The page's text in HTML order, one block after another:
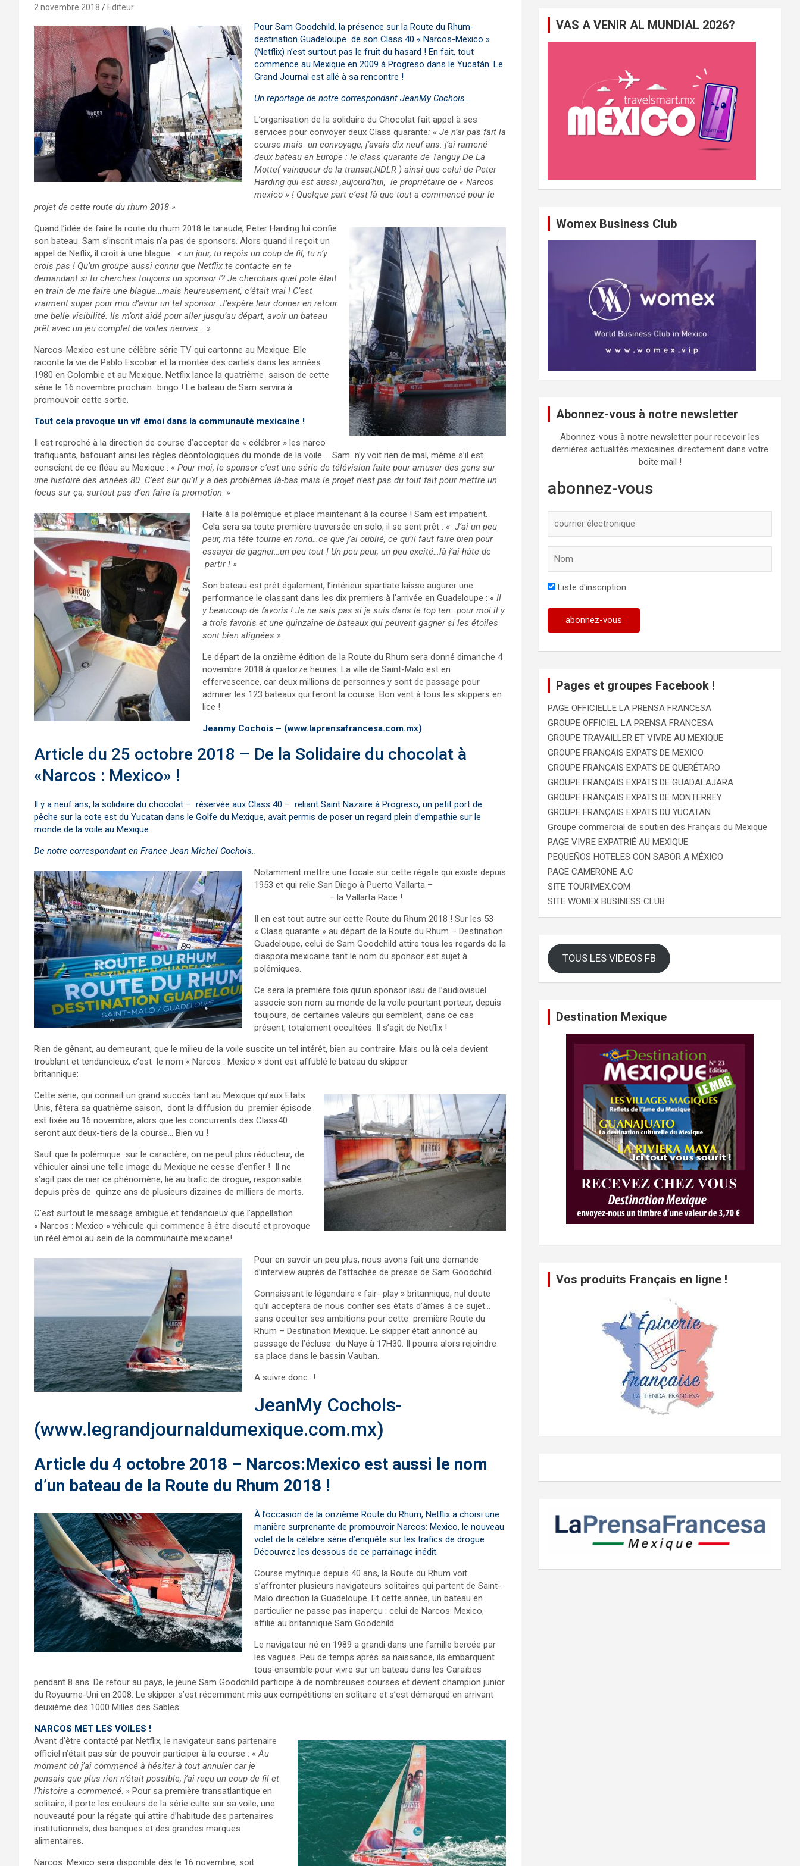
2 novembre 2018 Editeur
Pour Sam Goodchild, la présence sur la Route du Rhum-
destination Guadeloupe de son Class 40 « Narcos-Mexico »
(Netflix) n’est surtout pas le fruit du hasard ! En fait, tout
commence au Mexique en 2009 à Progreso dans le Yucatán. Le
Grand Journal est allé à sa rencontre !
Un reportage de notre correspondant JeanMy Cochois…
L’organisation de la solidaire du Chocolat fait appel à ses
services pour convoyer deux Class quarante: « Je n’ai pas fait la
course mais un convoyage, j’avais dix neuf ans. j’ai ramené
deux bateau en Europe : le class quarante de Tanguy De La
Motte( vainqueur de la transat,NDLR ) ainsi que celui de Peter
Harding qui est aussi ,aujourd’hui, le propriétaire de « Narcos
mexico » ! Quelque part c’est là que tout a commencé pour le
projet de cette route du rhum 2018 »
Quand l’idée de faire la route du rhum 2018 le taraude, Peter Harding lui confie
son bateau. Sam s’inscrit mais n’a pas de sponsors. Alors quand il reçoit un
appel de Neflix, il croit à une blague : « un jour, tu reçois un coup de fil, tu n’y
crois pas ! Qu’un groupe aussi connu que Netflix te contacte en te
demandant si tu cherches toujours un sponsor !? Je cherchais quel pote était
en train de me faire une blague…mais heureusement, c’était vrai ! C’est
vraiment super pour moi d’avoir un tel sponsor. J’espère leur donner en retour
une belle visibilité. Ils m’ont aidé pour aller jusqu’au départ, avoir un bateau
prêt avec un jeu complet de voiles neuves… »
Narcos-Mexico est une célèbre série TV qui cartonne au Mexique. Elle
raconte la vie de Pablo Escobar et la montée des cartels dans les années
1980 en Colombie et au Mexique. Netflix lance la quatrième saison de cette
série le 16 novembre prochain…bingo ! Le bateau de Sam servira à
promouvoir cette sortie.
Tout cela provoque un vif émoi dans la communauté mexicaine !
Il est reproché à la direction de course d’accepter de « célébrer » les narco
trafiquants, bafouant ainsi les règles déontologiques du monde de la voile… Sam n’y voit rien de mal, même s’il est
conscient de ce fléau au Mexique : « Pour moi, le sponsor c’est une série de télévision faite pour amuser des gens sur
une histoire des années 80. C’est sur qu’il y a des problèmes là-bas mais le projet n’est pas du tout fait pour mettre un
focus sur ça, surtout pas d’en faire la promotion. »
Halte à la polémique et place maintenant à la course ! Sam est impatient.
Cela sera sa toute première traversée en solo, il se sent prêt : « J’ai un peu
peur, ma tête tourne en rond…ce que j’ai oublié, ce qu’il faut faire bien pour
essayer de gagner…un peu tout ! Un peu peur, un peu excité…là j’ai hâte de
partir ! »
Son bateau est prêt également, l’intérieur spartiate laisse augurer une
performance le classant dans les dix premiers à l’arrivée en Guadeloupe : « Il
y beaucoup de favoris ! Je ne sais pas si je suis dans le top ten…pour moi il y
a trois favoris et une quinzaine de bateaux qui peuvent gagner si les étoiles
sont bien alignées ».
Le départ de la onzième édition de la Route du Rhum sera donné dimanche 4
novembre 2018 à quatorze heures. La ville de Saint-Malo est en
effervescence, car deux millions de personnes y sont de passage pour
admirer les 123 bateaux qui feront la course. Bon vent à tous les skippers en
lice !
Jeanmy Cochois – (www.laprensafrancesa.com.mx)
Article du 25 octobre 2018 – De la Solidaire du chocolat à
«Narcos : Mexico» !
Il y a neuf ans, la solidaire du chocolat – réservée aux Class 40 – reliant Saint Nazaire à Progreso, un petit port de
pêche sur la cote est du Yucatan dans le Golfe du Mexique, avait permis de poser un regard plein d’empathie sur le
monde de la voile au Mexique.
De notre correspondant en France Jean Michel Cochois..
Notamment mettre une focale sur cette régate qui existe depuis
1953 et qui relie San Diego à Puerto Vallarta –
– la Vallarta Race !
Il en est tout autre sur cette Route du Rhum 2018 ! Sur les 53
« Class quarante » au départ de la Route du Rhum – Destination
Guadeloupe, celui de Sam Goodchild attire tous les regards de la
diaspora mexicaine tant le nom du sponsor est sujet à
polémiques.
Ce sera la première fois qu’un sponsor issu de l’audiovisuel
associe son nom au monde de la voile pourtant porteur, depuis
toujours, de certaines valeurs qui semblent, dans ce cas
présent, totalement occultées. Il s’agit de Netflix !
Rien de gênant, au demeurant, que le milieu de la voile suscite un tel intérêt, bien au contraire. Mais ou là cela devient
troublant et tendancieux, c’est le nom « Narcos : Mexico » dont est affublé le bateau du skipper
britannique:
Cette série, qui connait un grand succès tant au Mexique qu’aux Etats
Unis, fêtera sa quatrième saison, dont la diffusion du premier épisode
est fixée au 16 novembre, alors que les concurrents des Class40
seront aux deux-tiers de la course… Bien vu !
Sauf que la polémique sur le caractère, on ne peut plus réducteur, de
véhiculer ainsi une telle image du Mexique ne cesse d’enfler ! Il ne
s’agit pas de nier ce phénomène, lié au trafic de drogue, responsable
depuis près de quinze ans de plusieurs dizaines de milliers de morts.
C’est surtout le message ambigüe et tendancieux que l’appellation
« Narcos : Mexico » véhicule qui commence à être discuté et provoque
un réel émoi au sein de la communauté mexicaine!
Pour en savoir un peu plus, nous avons fait une demande
d’interview auprès de l’attachée de presse de Sam Goodchild.
Connaissant le légendaire « fair- play » britannique, nul doute
qu’il acceptera de nous confier ses états d’âmes à ce sujet…
sans occulter ses ambitions pour cette première Route du
Rhum – Destination Mexique. Le skipper était annoncé au
passage de l’écluse du Naye à 17H30. Il pourra alors rejoindre
sa place dans le bassin Vauban.
A suivre donc…!
JeanMy Cochois-
(www.legrandjournaldumexique.com.mx)
Article du 4 octobre 2018 – Narcos:Mexico est aussi le nom
d’un bateau de la Route du Rhum 2018 !
À l’occasion de la onzième Route du Rhum, Netflix a choisi une
manière surprenante de promouvoir Narcos: Mexico, le nouveau
volet de la célèbre série d’enquête sur les trafics de drogue.
Découvrez les dessous de ce parrainage inédit.
Course mythique depuis 40 ans, la Route du Rhum voit
s’affronter plusieurs navigateurs solitaires qui partent de Saint-
Malo direction la Guadeloupe. Et cette année, un bateau en
particulier ne passe pas inaperçu : celui de Narcos: Mexico,
affilié au britannique Sam Goodchild.
Le navigateur né en 1989 a grandi dans une famille bercée par
les vagues. Peu de temps après sa naissance, ils embarquent
tous ensemble pour vivre sur un bateau dans les Caraïbes
pendant 8 ans. De retour au pays, le jeune Sam Goodchild participe à de nombreuses courses et devient champion junior
du Royaume-Uni en 2008. Le skipper s’est récemment mis aux compétitions en solitaire et s’est démarqué en arrivant
deuxième des 1000 Milles des Sables.
NARCOS MET LES VOILES !
Avant d’être contacté par Netflix, le navigateur sans partenaire
officiel n’était pas sûr de pouvoir participer à la course : «Au
moment où j’ai commencé à hésiter à tout annuler car je
pensais que plus rien n’était possible, j’ai reçu un coup de fil et
l’histoire a commencé. » Pour sa première transatlantique en
solitaire, il porte les couleurs de la série culte sur sa voile, une
nouveauté pour la régate qui attire d’habitude des partenaires
institutionnels, des banques et des grandes marques
alimentaires.
Narcos: Mexico sera disponible dès le 16 novembre, soit
c
VAS A VENIR AL MUNDIAL 2026?
Womex Business Club
Abonnez-vous à notre newsletter
Abonnez-vous à notre newsletter pour recevoir les
dernières actualités mexicaines directement dans votre
boîte mail !
abonnez-vous
Liste d'inscription
Pages et groupes Facebook !
PAGE OFFICIELLE LA PRENSA FRANCESA
GROUPE OFFICIEL LA PRENSA FRANCESA
GROUPE TRAVAILLER ET VIVRE AU MEXIQUE
GROUPE FRANÇAIS EXPATS DE MEXICO
GROUPE FRANÇAIS EXPATS DE QUERÉTARO
GROUPE FRANÇAIS EXPATS DE GUADALAJARA
GROUPE FRANÇAIS EXPATS DE MONTERREY
GROUPE FRANÇAIS EXPATS DU YUCATAN
Groupe commercial de soutien des Français du Mexique
PAGE VIVRE EXPATRIÉ AU MEXIQUE
PEQUEÑOS HOTELES CON SABOR A MÉXICO
PAGE CAMERONE A.C
SITE TOURIMEX.COM
SITE WOMEX BUSINESS CLUB
TOUS LES VIDEOS FB
Destination Mexique
Vos produits Français en ligne !